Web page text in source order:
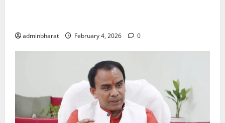
adminbharat February 4, 2026 0